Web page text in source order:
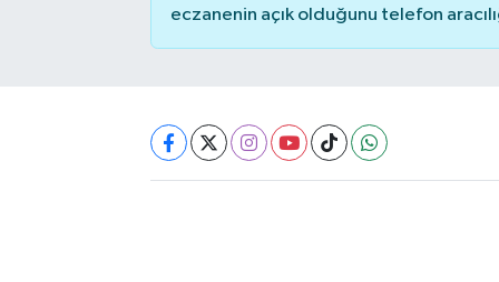
eczanenin açık olduğunu telefon